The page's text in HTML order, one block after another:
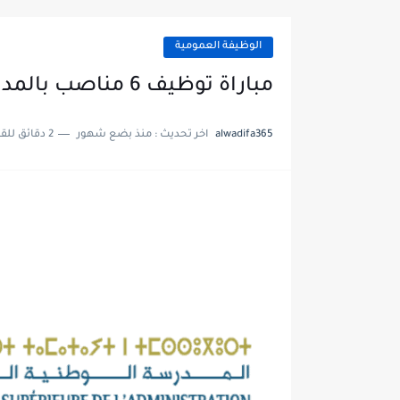
الوظيفة العمومية
مباراة توظيف 6 مناصب بالمدرسة الوطنية العلیا للإدارة 2026
alwadifa365 اخر تحديث : منذ بضع شهور 2 دقائق للقراءة